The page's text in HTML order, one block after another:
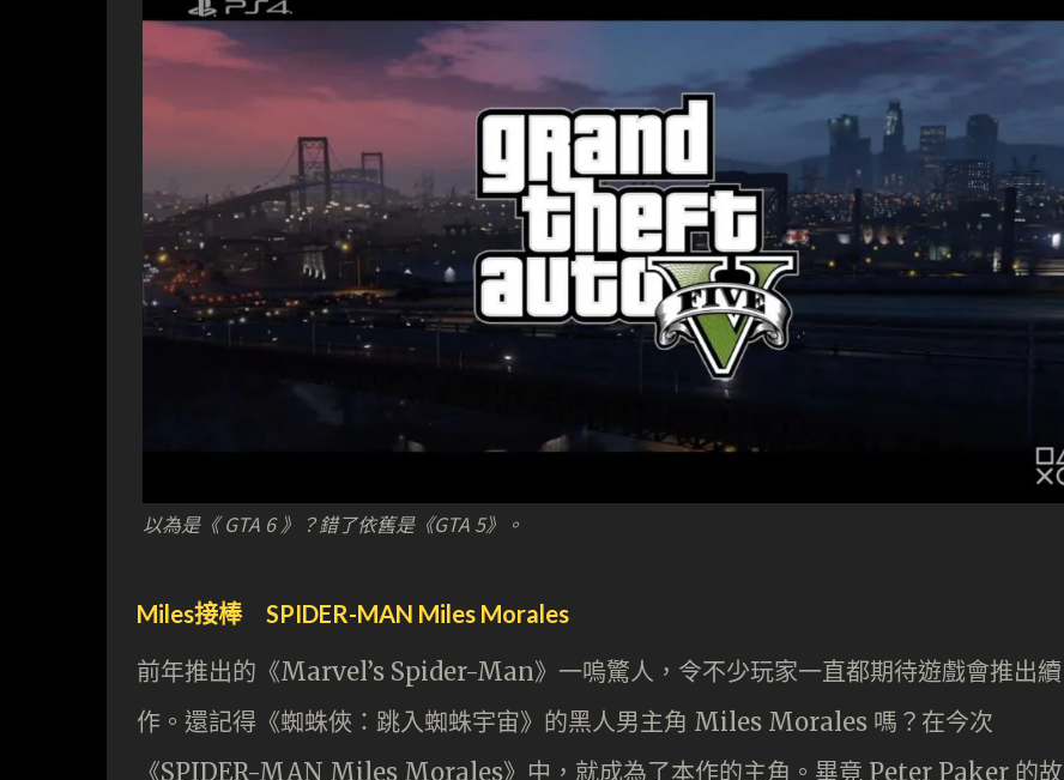
以為是《 GTA 6 》？錯了依舊是《GTA 5》。
Miles接棒 SPIDER-MAN Miles Morales
前年推出的《Marvel’s Spider-Man》一嗚驚人，令不少玩家一直都期待遊戲會推出續
作。還記得《蜘蛛俠：跳入蜘蛛宇宙》的黑人男主角 Miles Morales 嗎？在今次
《SPIDER-MAN Miles Morales》中，就成為了本作的主角。畢竟 Peter Paker 的故